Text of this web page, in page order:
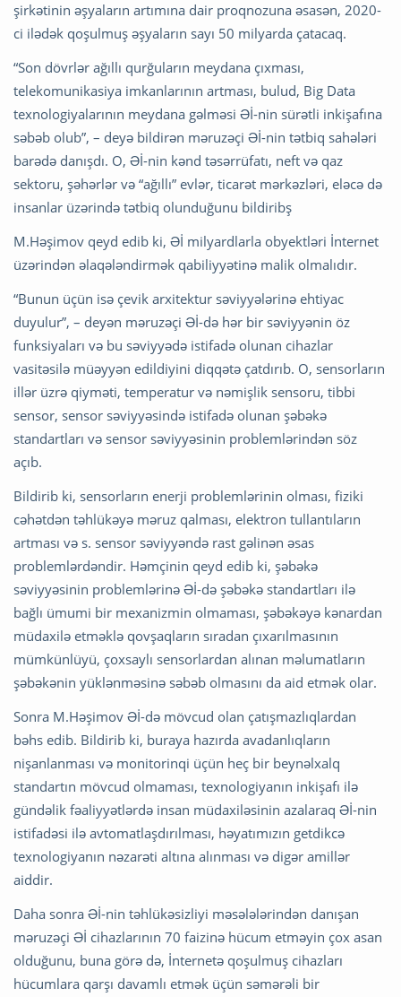
şirkətinin əşyaların artımına dair proqnozuna əsasən, 2020-
ci ilədək qoşulmuş əşyaların sayı 50 milyarda çatacaq.
“Son dövrlər ağıllı qurğuların meydana çıxması,
telekomunikasiya imkanlarının artması, bulud, Big Data
texnologiyalarının meydana gəlməsi Əİ-nin sürətli inkişafına
səbəb olub”, – deyə bildirən məruzəçi Əİ-nin tətbiq sahələri
barədə danışdı. O, Əİ-nin kənd təsərrüfatı, neft və qaz
sektoru, şəhərlər və “ağıllı” evlər, ticarət mərkəzləri, eləcə də
insanlar üzərində tətbiq olunduğunu bildiribş
M.Həşimov qeyd edib ki, Əİ milyardlarla obyektləri İnternet
üzərindən əlaqələndirmək qabiliyyətinə malik olmalıdır.
“Bunun üçün isə çevik arxitektur səviyyələrinə ehtiyac
duyulur”, – deyən məruzəçi Əİ-də hər bir səviyyənin öz
funksiyaları və bu səviyyədə istifadə olunan cihazlar
vasitəsilə müəyyən edildiyini diqqətə çatdırıb. O, sensorların
illər üzrə qiyməti, temperatur və nəmişlik sensoru, tibbi
sensor, sensor səviyyəsində istifadə olunan şəbəkə
standartları və sensor səviyyəsinin problemlərindən söz
açıb.
Bildirib ki, sensorların enerji problemlərinin olması, fiziki
cəhətdən təhlükəyə məruz qalması, elektron tullantıların
artması və s. sensor səviyyəndə rast gəlinən əsas
problemlərdəndir. Həmçinin qeyd edib ki, şəbəkə
səviyyəsinin problemlərinə Əİ-də şəbəkə standartları ilə
bağlı ümumi bir mexanizmin olmaması, şəbəkəyə kənardan
müdaxilə etməklə qovşaqların sıradan çıxarılmasının
mümkünlüyü, çoxsaylı sensorlardan alınan məlumatların
şəbəkənin yüklənməsinə səbəb olmasını da aid etmək olar.
Sonra M.Həşimov Əİ-də mövcud olan çatışmazlıqlardan
bəhs edib. Bildirib ki, buraya hazırda avadanlıqların
nişanlanması və monitorinqi üçün heç bir beynəlxalq
standartın mövcud olmaması, texnologiyanın inkişafı ilə
gündəlik fəaliyyətlərdə insan müdaxiləsinin azalaraq Əİ-nin
istifadəsi ilə avtomatlaşdırılması, həyatımızın getdikcə
texnologiyanın nəzarəti altına alınması və digər amillər
aiddir.
Daha sonra Əİ-nin təhlükəsizliyi məsələlərindən danışan
məruzəçi Əİ cihazlarının 70 faizinə hücum etməyin çox asan
olduğunu, buna görə də, İnternetə qoşulmuş cihazları
hücumlara qarşı davamlı etmək üçün səmərəli bir